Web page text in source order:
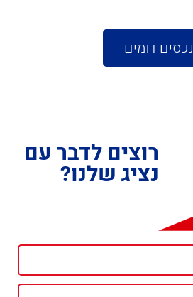
נכסים דומים
רוצים לדבר עם
נציג שלנו?